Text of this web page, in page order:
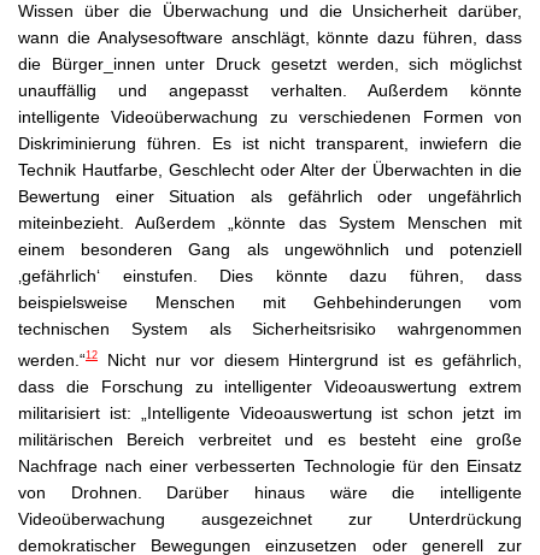
Wissen über die Überwachung und die Unsicherheit darüber,
wann die Analysesoftware anschlägt, könnte dazu führen, dass
die Bürger_innen unter Druck gesetzt werden, sich möglichst
unauffällig und angepasst verhalten. Außerdem könnte
intelligente Videoüberwachung zu verschiedenen Formen von
Diskriminierung führen. Es ist nicht transparent, inwiefern die
Technik Hautfarbe, Geschlecht oder Alter der Überwachten in die
Bewertung einer Situation als gefährlich oder ungefährlich
miteinbezieht. Außerdem „könnte das System Menschen mit
einem besonderen Gang als ungewöhnlich und potenziell
‚gefährlich‘ einstufen. Dies könnte dazu führen, dass
beispielsweise Menschen mit Gehbehinderungen vom
technischen System als Sicherheitsrisiko wahrgenommen
werden.“12
Nicht nur vor diesem Hintergrund ist es gefährlich,
dass die Forschung zu intelligenter Videoauswertung extrem
militarisiert ist: „Intelligente Videoauswertung ist schon jetzt im
militärischen Bereich verbreitet und es besteht eine große
Nachfrage nach einer verbesserten Technologie für den Einsatz
von Drohnen. Darüber hinaus wäre die intelligente
Videoüberwachung ausgezeichnet zur Unterdrückung
demokratischer Bewegungen einzusetzen oder generell zur